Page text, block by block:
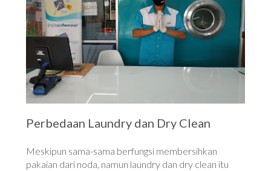
Perbedaan Laundry dan Dry Clean
Meskipun sama-sama berfungsi membersihkan
pakaian dari noda, namun laundry dan dry clean itu